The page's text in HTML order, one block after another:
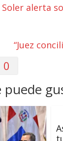
Soler alerta
“Juez
0
puede